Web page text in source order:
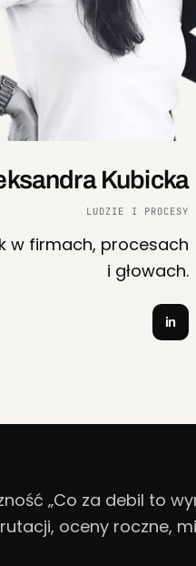
Kubicka
LUDZIE I PROCESY
w firmach, procesach
i głowach.
in
„Co za debil to
oceny roczne,